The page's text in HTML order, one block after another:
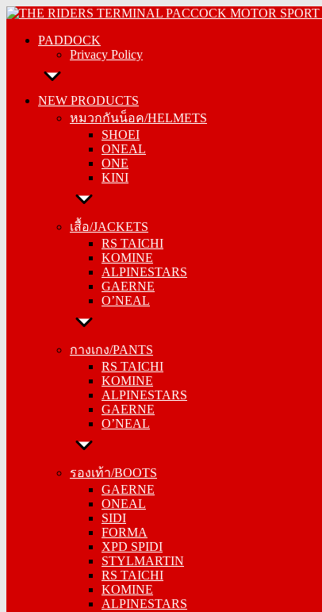
Skip
contentPADDOCK
Privacy Policy
NEW PRODUCTS
หมวกกันน็อค/HELMETS
SHOEI
ONEAL
ONE
KINI
เสื้อ/JACKETS
RS TAICHI
KOMINE
ALPINESTARS
GAERNE
O’NEAL
กางเกง/PANTS
RS TAICHI
KOMINE
ALPINESTARS
GAERNE
O’NEAL
รองเท้า/BOOTS
GAERNE
ONEAL
SIDI
FORMA
XPD SPIDI
STYLMARTIN
RS TAICHI
KOMINE
ALPINESTARS
Privacy Policy
หมวกกันน็อค/HELMETS
SHOEI
ONEAL
ONE
KINI
RS TAICHI
KOMINE
ALPINESTARS
GAERNE
O’NEAL
RS TAICHI
KOMINE
ALPINESTARS
GAERNE
O’NEAL
GAERNE
ONEAL
SIDI
FORMA
XPD SPIDI
STYLMARTIN
RS TAICHI
KOMINE
ALPINESTARS